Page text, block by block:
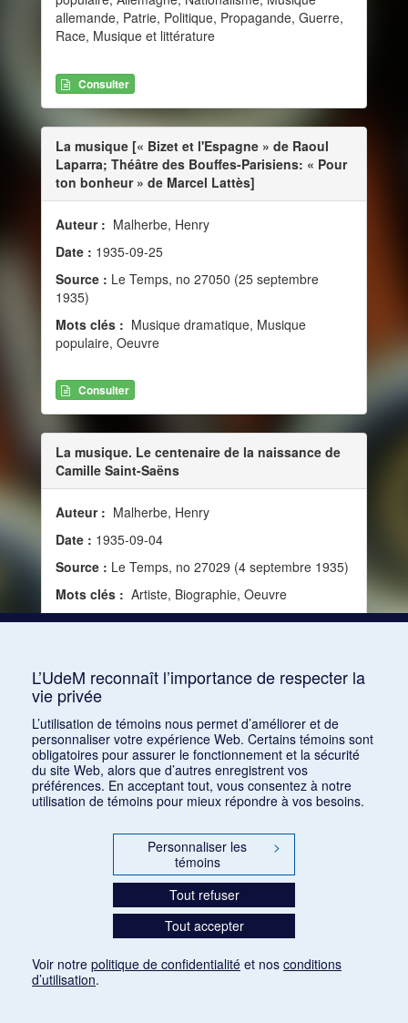
allemande, Patrie, Politique, Propagande, Guerre,
Race, Musique et littérature
Consulter
La musique [« Bizet et l'Espagne » de Raoul
Laparra; Théâtre des Bouffes-Parisiens: « Pour
ton bonheur » de Marcel Lattès]
Auteur : Malherbe, Henry
Date : 1935-09-25
Source : Le Temps, no 27050 (25 septembre
1935)
Mots clés : Musique dramatique, Musique
populaire, Oeuvre
Consulter
La musique. Le centenaire de la naissance de
Camille Saint-Saëns
Auteur : Malherbe, Henry
Date : 1935-09-04
Source : Le Temps, no 27029 (4 septembre 1935)
Mots clés : Artiste, Biographie, Oeuvre
1 2 3 4 5 … 1168
L’UdeM reconnaît l’importance de respecter la
vie privée
L’utilisation de témoins nous permet d’améliorer et de
personnaliser votre expérience Web. Certains témoins sont
obligatoires pour assurer le fonctionnement et la sécurité
du site Web, alors que d’autres enregistrent vos
préférences. En acceptant tout, vous consentez à notre
utilisation de témoins pour mieux répondre à vos besoins.
Personnaliser les
témoins
>
Tout refuser
Tout accepter
Voir notre politique de confidentialité et nos conditions
d’utilisation.